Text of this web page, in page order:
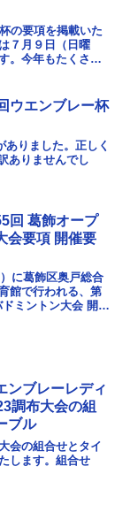
の要項を掲載いた
７月９日（日曜
。今年もたくさん
ウエンブレー杯
りました。正しく
ありませんでし
回 葛飾オープ
会要項 開催要
に葛飾区奥戸総合
館で行われる、第
ミントン大会 開催
ンブレーレディ
調布大会の組
ブル
会の組合せとタイ
します。組合せ